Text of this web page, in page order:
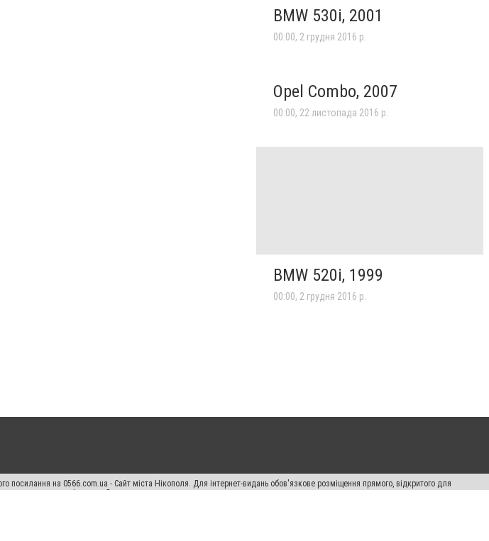
BMW 530i, 2001
00:00, 2 грудня 2016 р.
Opel Combo, 2007
00:00, 22 листопада 2016 р.
BMW 520i, 1999
00:00, 2 грудня 2016 р.
посилання на 0566.com.ua - Сайт міста Нікополя. Для інтернет-видань обов'язкове розміщення прямого, відкритого для
прав переслідується Законом.